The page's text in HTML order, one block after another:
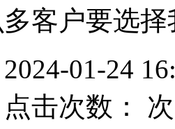
客户要选
2024-01-24
击次数：
次